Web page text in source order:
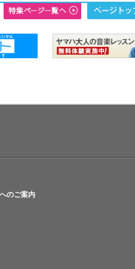
のご案内